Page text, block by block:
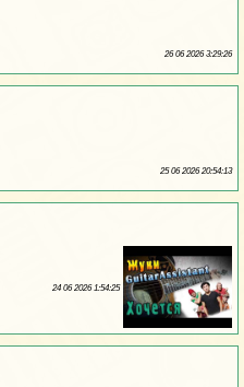
26 06 2026 3:29:26
25 06 2026 20:54:13
24 06 2026 1:54:25